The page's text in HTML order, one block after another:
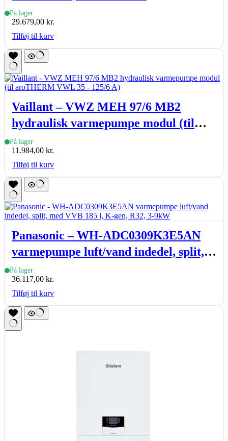
På lager
29.679,00 kr.
Tilføj til kurv
Vaillant – VWZ MEH 97/6 MB2
hydraulisk varmepumpe modul (til
aroTHERM VWL 35 – 125/6 A)
På lager
11.984,00 kr.
Tilføj til kurv
Panasonic – WH-ADC0309K3E5AN
varmepumpe luft/vand indedel, split,
med VVB 185 l, K-gen, R32, 3-9kW
På lager
36.117,00 kr.
Tilføj til kurv